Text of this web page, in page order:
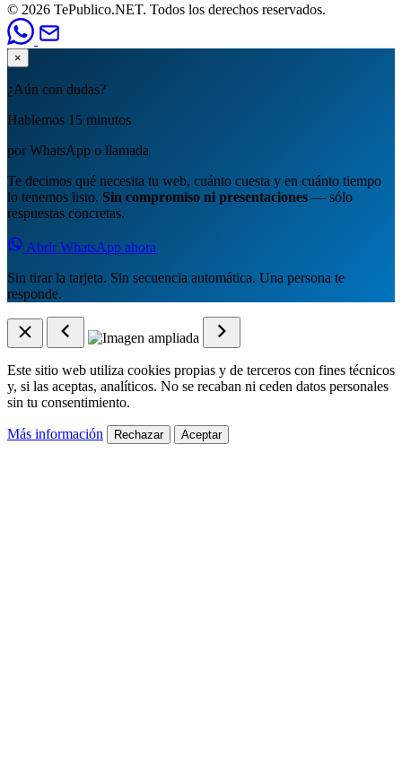
© 2026 TePublico.NET. Todos los derechos reservados.
×
¿Aún con dudas?
Hablemos 15 minutos
por WhatsApp o llamada
Te decimos qué necesita tu web, cuánto cuesta y en cuánto tiempo
lo tenemos listo. Sin compromiso ni presentaciones — sólo
respuestas concretas.
Abrir WhatsApp ahora
Sin tirar la tarjeta. Sin secuencia automática. Una persona te
responde.
Este sitio web utiliza cookies propias y de terceros con fines técnicos
y, si las aceptas, analíticos. No se recaban ni ceden datos personales
sin tu consentimiento.
Más información Rechazar Aceptar